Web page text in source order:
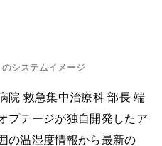
のシステムイメージ
院 救急集中治療科 部長 端
プテージが独自開発したア
の温湿度情報から最新の